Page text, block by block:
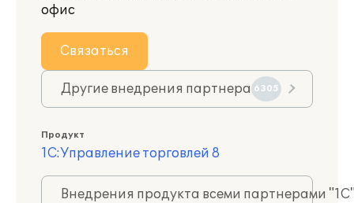
офис
Связаться
Другие внедрения партнера 6305
Продукт
1С:Управление торговлей 8
Внедрения продукта всеми партнерами